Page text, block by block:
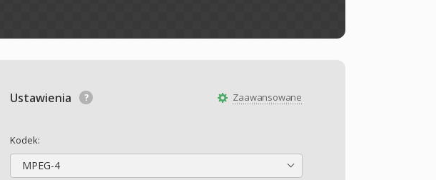
Zaawansowane
Ustawienia
Kodek:
MPEG-4